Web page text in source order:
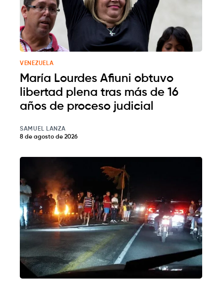
VENEZUELA
María Lourdes Afiuni obtuvo
libertad plena tras más de 16
años de proceso judicial
SAMUEL LANZA
8 de agosto de 2026